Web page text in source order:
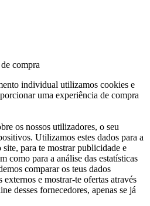
compra
individual utilizamos cookies e
uma experiência de compra
os nossos utilizadores, o seu
Utilizamos estes dados para a
para te mostrar publicidade e
como para a análise das estatísticas
comparar os teus dados
e mostrar-te ofertas através
desses fornecedores, apenas se já